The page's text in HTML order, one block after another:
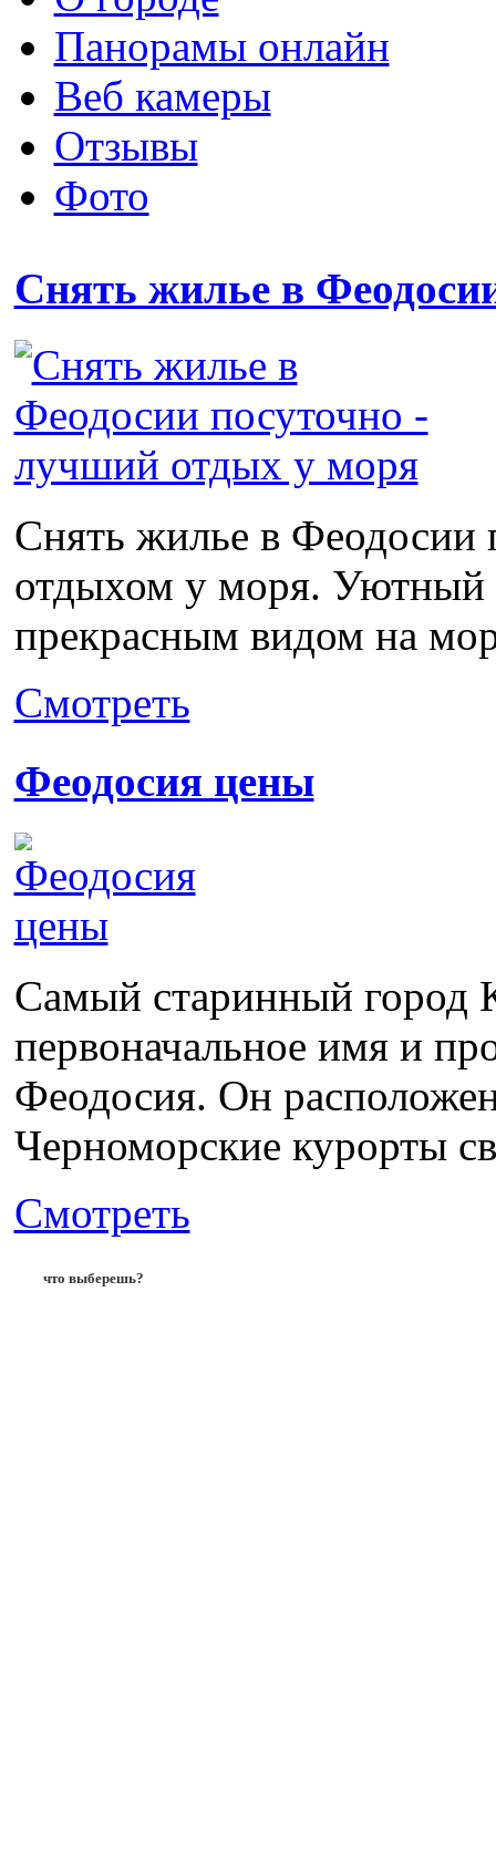
Панорамы онлайн
Веб камеры
Отзывы
Фото
Снять жилье в
Снять жилье в Феодосии
отдыхом у моря. Уютный
прекрасным видом на
Смотреть
Феодосия цены
Самый старинный город
первоначальное имя и
Феодосия. Он
Черноморские курорты
Смотреть
что выберешь?